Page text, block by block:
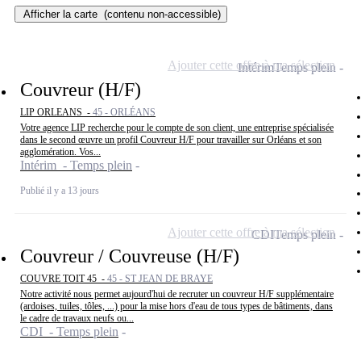
Afficher la carte (contenu non-accessible)
Couvreur (H/F)
LIP ORLEANS - 45 - ORLÉANS
Votre agence LIP recherche pour le compte de son client, une entreprise spécialisée
dans le second œuvre un profil Couvreur H/F pour travailler sur Orléans et son
agglomération. Vos...
Intérim - Temps plein
Publié il y a 13 jours
IntérimTemps plein
Ajouter cette offre à ma sélection
Couvreur / Couvreuse (H/F)
COUVRE TOIT 45 - 45 - ST JEAN DE BRAYE
Notre activité nous permet aujourd'hui de recruter un couvreur H/F supplémentaire
(ardoises, tuiles, tôles, ...) pour la mise hors d'eau de tous types de bâtiments, dans
le cadre de travaux neufs ou...
CDI - Temps plein
CDITemps plein
Ajouter cette offre à ma sélection